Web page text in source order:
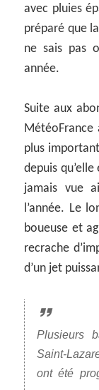
avec pluies
préparé que
ne sais pas
année.
Suite aux
plus
depuis
jamais vue
l’année. Le
boueuse et
recrache
d’un jet
Plusieurs
Saint-
ont été